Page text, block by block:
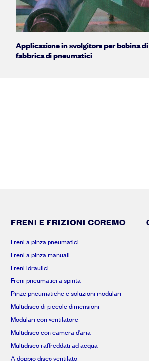
Applicazione in svolgitore per bobina
fabbrica di pneumatici
FRENI E FRIZIONI COREMO
Freni a pinza pneumatici
Freni a pinza manuali
Freni idraulici
Freni pneumatici a spinta
Pinze pneumatiche e soluzioni modulari
Multidisco di piccole dimensioni
Modulari con ventilatore
Multidisco con camera d’aria
Multidisco raffreddati ad acqua
A doppio disco ventilato